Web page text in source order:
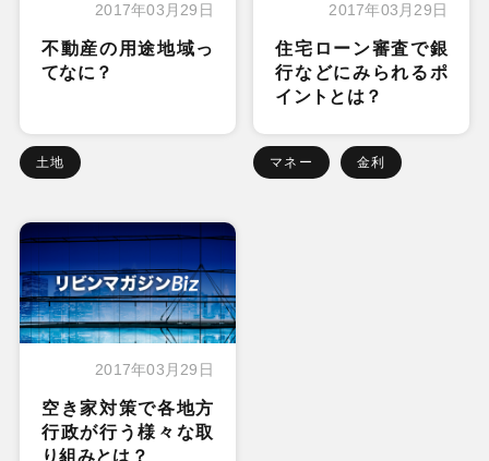
2017年03月29日
不動産の用途地域っ
てなに？
土地
2017年03月29日
住宅ローン審査で銀
行などにみられるポ
イントとは？
マネー 金利
2017年03月29日
空き家対策で各地方
行政が行う様々な取
り組みとは？